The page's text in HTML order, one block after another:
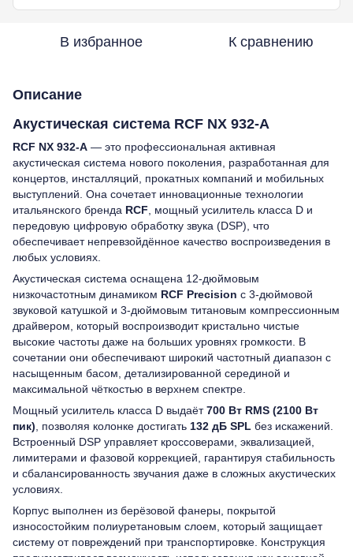
В избранное К сравнению
Описание
Акустическая система RCF NX 932-A
RCF NX 932-A — это профессиональная активная
акустическая система нового поколения, разработанная для
концертов, инсталляций, прокатных компаний и мобильных
выступлений. Она сочетает инновационные технологии
итальянского бренда RCF , мощный усилитель класса D и
передовую цифровую обработку звука (DSP), что
обеспечивает непревзойдённое качество воспроизведения в
любых условиях.
Акустическая система оснащена 12-дюймовым
низкочастотным динамиком RCF Precision с 3-дюймовой
звуковой катушкой и 3-дюймовым титановым компрессионным
драйвером, который воспроизводит кристально чистые
высокие частоты даже на больших уровнях громкости. В
сочетании они обеспечивают широкий частотный диапазон с
насыщенным басом, детализированной серединой и
максимальной чёткостью в верхнем спектре.
Мощный усилитель класса D выдаёт700 Вт RMS (2100 Вт
пик) , позволяя колонке достигать 132 дБ SPL без искажений.
Встроенный DSP управляет кроссоверами, эквализацией,
лимитерами и фазовой коррекцией, гарантируя стабильность
и сбалансированность звучания даже в сложных акустических
условиях.
Корпус выполнен из берёзовой фанеры, покрытой
износостойким полиуретановым слоем, который защищает
систему от повреждений при транспортировке. Конструкция